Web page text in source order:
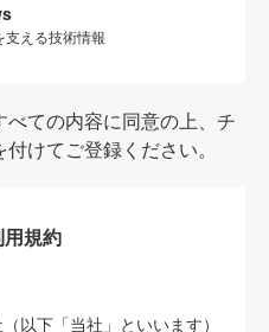
支える技術情報
ての内容に同意の上、チ
けてご登録ください。
規約
以下「当社」といいます）